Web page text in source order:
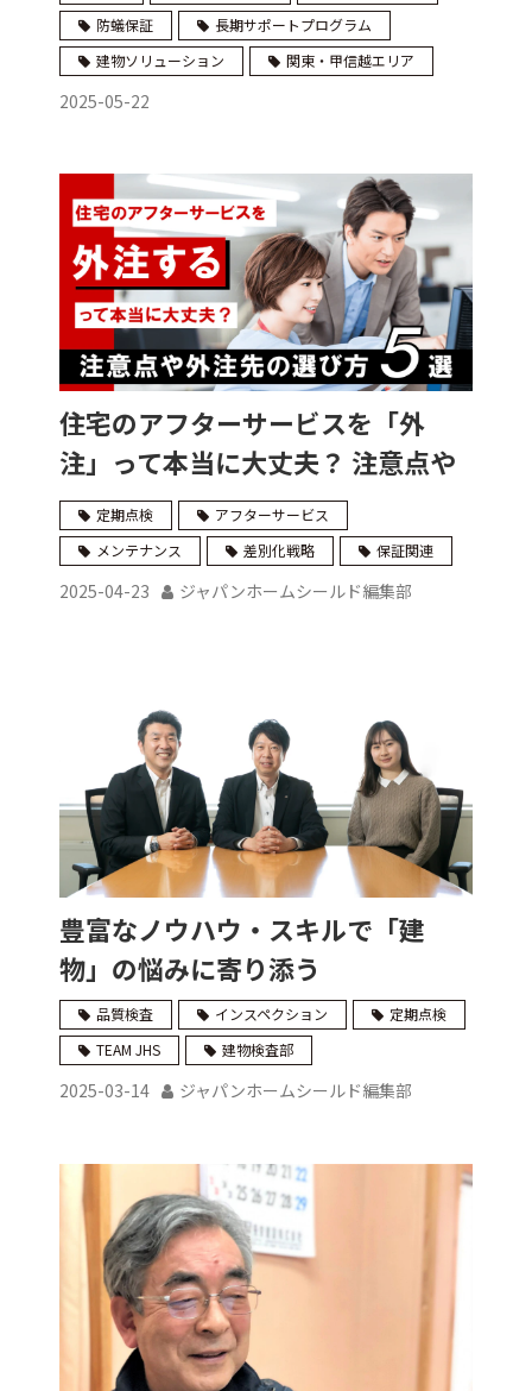
防蟻保証
長期サポートプログラム
建物ソリューション
関東・甲信越エリア
2025-05-22
住宅のアフターサービスを「外
注」って本当に大丈夫？ 注意点や
外注先の選び方5選
定期点検
アフターサービス
メンテナンス
差別化戦略 保証関連
2025-04-23 ジャパンホームシールド編集部
豊富なノウハウ・スキルで「建
物」の悩みに寄り添う
品質検査 インスペクション
定期点検
TEAM JHS
建物検査部
2025-03-14 ジャパンホームシールド編集部